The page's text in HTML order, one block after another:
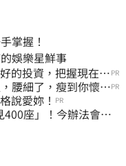
掌握！
娛樂星鮮事
的投資，把握現在不 PR
腰細了，瘦到你懷疑PR
說愛妳！ PR
座」！今辦法會安